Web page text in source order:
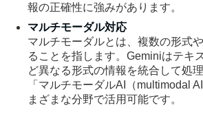
報の正確性に強みがあります。
マルチモーダル対応
マルチモーダルとは、複数の形式
ることを指します。Geminiはテキ
ど異なる形式の情報を統合して処
「マルチモーダルAI（multimodal
まざまな分野で活用可能です。